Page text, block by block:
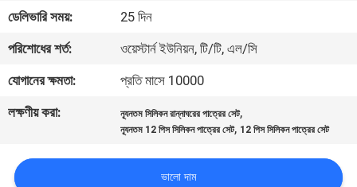
যোগাযোগ
করুন
উদ্ধৃতির
জন্য
ডেলিভারি সময়:
25 দিন
পরিশোধের শর্ত:
ওয়েস্টার্ন ইউনিয়ন, টি/টি, এল/সি
যোগানের ক্ষমতা:
প্রতি মাসে 10000
লক্ষণীয় করা:
ন্যূনতম সিলিকন রান্নাঘরের পাত্রের সেট,
ন্যূনতম 12 পিস সিলিকন পাত্রের সেট, 12 পিস সিলিকন পাত্রের সেট
ভালো দাম